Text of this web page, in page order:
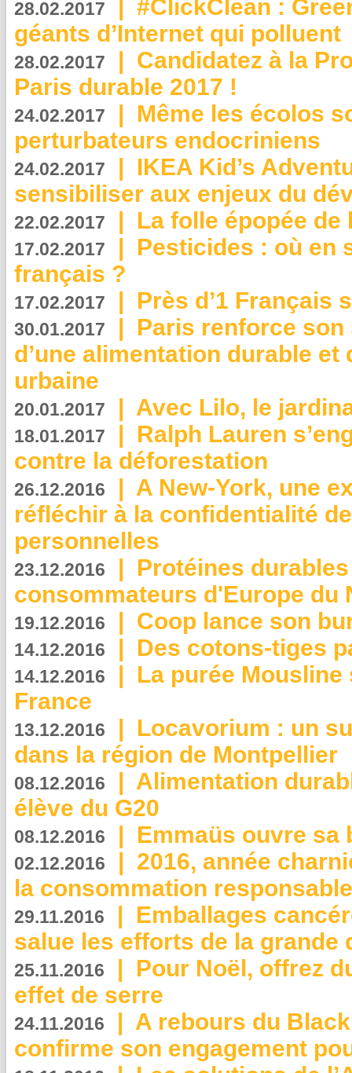
28.02.2017 | #ClickClean :
géants d’Internet qui polluent
28.02.2017 | Candidatez à la
Paris durable 2017 !
24.02.2017 | Même les écolos
perturbateurs endocriniens
24.02.2017 | IKEA Kid’s
sensibiliser aux enjeux du
22.02.2017 | La folle épopée de
17.02.2017 | Pesticides : où en
français ?
17.02.2017 | Près d’1 Français
30.01.2017 | Paris renforce
d’une alimentation durable et
urbaine
20.01.2017 | Avec Lilo, le
18.01.2017 | Ralph Lauren
contre la déforestation
26.12.2016 | A New-York, une
réfléchir à la confidentialité
personnelles
23.12.2016 | Protéines
consommateurs d'Europe du
19.12.2016 | Coop lance son
14.12.2016 | Des cotons-tiges
14.12.2016 | La purée
France
13.12.2016 | Locavorium : un
dans la région de Montpellier
08.12.2016 | Alimentation
élève du G20
08.12.2016 | Emmaüs ouvre sa
02.12.2016 | 2016, année
la consommation
29.11.2016 | Emballages
salue les efforts de la grande
25.11.2016 | Pour Noël, offrez
effet de serre
24.11.2016 | A rebours du
confirme son engagement